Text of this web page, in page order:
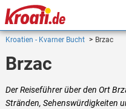
Kroatien - Kvarner Bucht Brzac
Brzac
Der Reiseführer über den Ort
Stränden, Sehenswürdigkeiten